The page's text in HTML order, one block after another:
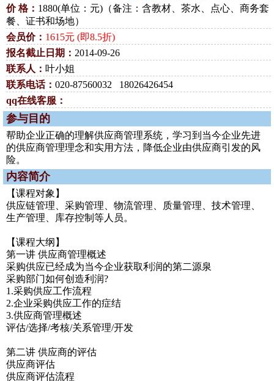
价 格： 1880(单位：元)（备注：含教材、茶水、点心、商务套
餐、证书和场地）
会员价： 1615元 (即8.5折)
报名截止日期： 2014-09-26
联系人： 叶小姐
联系电话： 020-87560032 18026426454
qq在线客服：
参与目的
帮助企业正确的理解供应商管理系统，学习到当今企业先进
的供应商管理理念和实用方法，降低企业由供应商引发的风
险。
内容简介
【课程对象】
供应链管理、采购管理、物流管理、质量管理、技术管理、
生产管理、库存控制等人员。
【课程大纲】
第一讲 供应商管理概述
采购供应已经成为当今企业获取利润的第二源泉
采购部门如何创造利润?
1.采购供应工作流程
2.企业采购供应工作的症结
3.供应商管理概述
评估/选择/考核/关系管理/开发
第二讲 供应商的评估
供应商评估
供应商评估流程